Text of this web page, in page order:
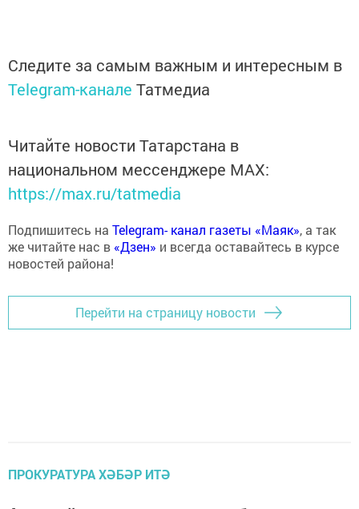
Следите за самым важным и интересным в
Telegram-канале Татмедиа
Читайте новости Татарстана в
национальном мессенджере MАХ:
https://max.ru/tatmedia
Подпишитесь на Telegram- канал газеты «Маяк», а так
же читайте нас в «Дзен» и всегда оставайтесь в курсе
новостей района!
Перейти на страницу новости
ПРОКУРАТУРА ХӘБӘР ИТӘ